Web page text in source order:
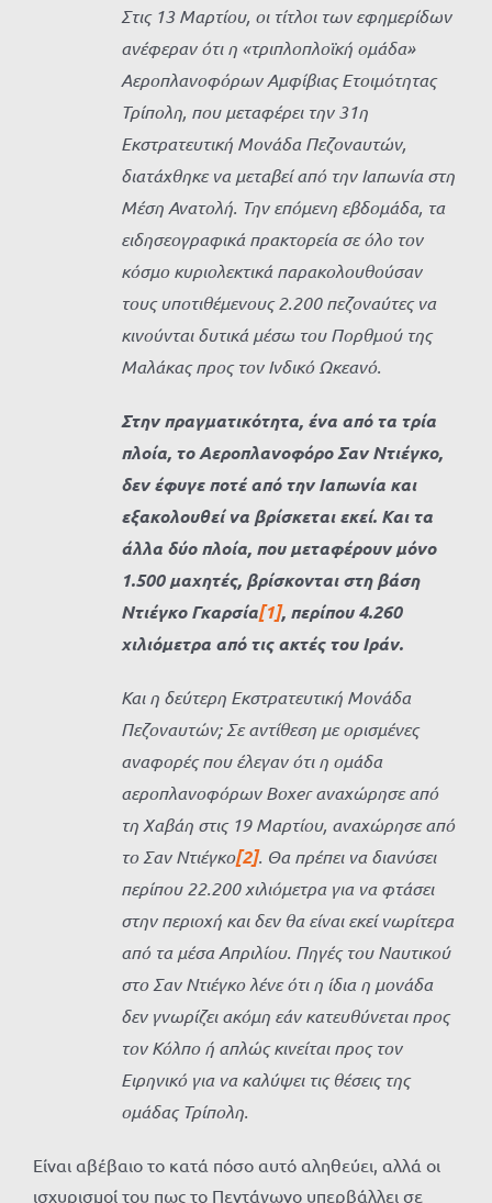
Στις 13 Μαρτίου, οι τίτλοι των εφημερίδων
ανέφεραν ότι η «τριπλοπλοϊκή ομάδα»
Αεροπλανοφόρων Αμφίβιας Ετοιμότητας
Τρίπολη, που μεταφέρει την 31η
Εκστρατευτική Μονάδα Πεζοναυτών,
διατάχθηκε να μεταβεί από την Ιαπωνία στη
Μέση Ανατολή. Την επόμενη εβδομάδα, τα
ειδησεογραφικά πρακτορεία σε όλο τον
κόσμο κυριολεκτικά παρακολουθούσαν
τους υποτιθέμενους 2.200 πεζοναύτες να
κινούνται δυτικά μέσω του Πορθμού της
Μαλάκας προς τον Ινδικό Ωκεανό.
Στην πραγματικότητα, ένα από τα τρία
πλοία, το Αεροπλανοφόρο Σαν Ντιέγκο,
δεν έφυγε ποτέ από την Ιαπωνία και
εξακολουθεί να βρίσκεται εκεί. Και τα
άλλα δύο πλοία, που μεταφέρουν μόνο
1.500 μαχητές, βρίσκονται στη βάση
Ντιέγκο Γκαρσία[1], περίπου 4.260
χιλιόμετρα από τις ακτές του Ιράν.
Και η δεύτερη Εκστρατευτική Μονάδα
Πεζοναυτών; Σε αντίθεση με ορισμένες
αναφορές που έλεγαν ότι η ομάδα
αεροπλανοφόρων Boxer αναχώρησε από
τη Χαβάη στις 19 Μαρτίου, αναχώρησε από
το Σαν Ντιέγκο[2]. Θα πρέπει να διανύσει
περίπου 22.200 χιλιόμετρα για να φτάσει
στην περιοχή και δεν θα είναι εκεί νωρίτερα
από τα μέσα Απριλίου. Πηγές του Ναυτικού
στο Σαν Ντιέγκο λένε ότι η ίδια η μονάδα
δεν γνωρίζει ακόμη εάν κατευθύνεται προς
τον Κόλπο ή απλώς κινείται προς τον
Ειρηνικό για να καλύψει τις θέσεις της
ομάδας Τρίπολη.
Είναι αβέβαιο το κατά πόσο αυτό αληθεύει, αλλά οι
ισχυρισμοί του πως το Πεντάγωνο υπερβάλλει σε